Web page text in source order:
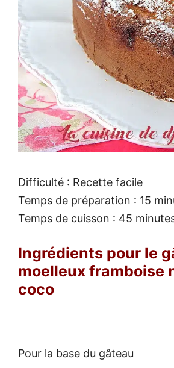
Difficulté : Recette facile
Temps de préparation : 15
Temps de cuisson : 45
Ingrédients pour le
moelleux framboise
coco
Pour la base du gâteau